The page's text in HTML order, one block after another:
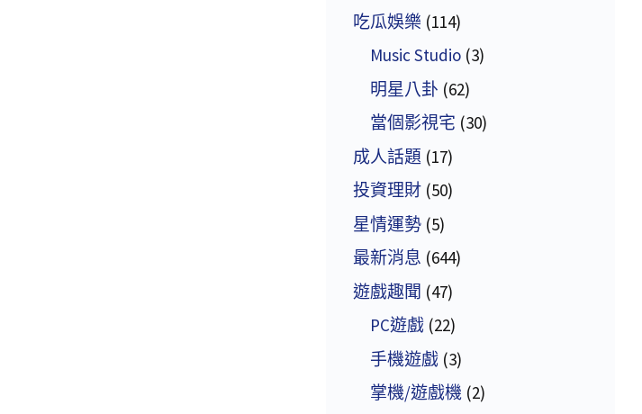
吃瓜娛樂 (114)
Music Studio (3)
明星八卦 (62)
當個影視宅 (30)
成人話題 (17)
投資理財 (50)
星情運勢 (5)
最新消息 (644)
遊戲趣聞 (47)
PC遊戲 (22)
手機遊戲 (3)
掌機/遊戲機 (2)